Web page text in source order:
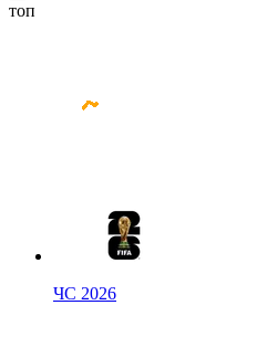
топ
ЧС 2026